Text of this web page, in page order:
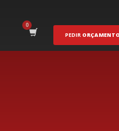
PEDIR ORÇAMENTO